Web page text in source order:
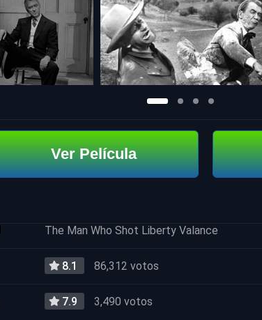
Ver Película
The Man Who Shot Liberty Valance
8.1 86,312 votos
7.9 3,490 votos